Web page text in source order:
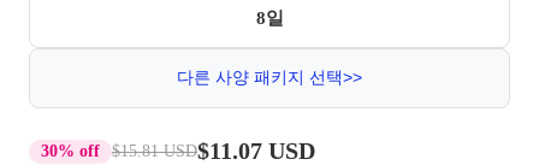
8일
다른 사양 패키지 선택>>
30% off $15.81 USD$11.07 USD